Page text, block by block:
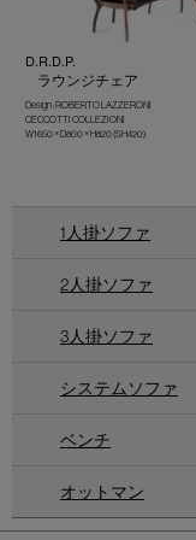
D.R.D.P.
ラウンジチェア
Design : ROBERTO LAZZERONI
CECCOTTI COLLEZIONI
W1650 × D800 × H820 (SH420)
1人掛ソファ
2人掛ソファ
3人掛ソファ
システムソファ
ベンチ
オットマン